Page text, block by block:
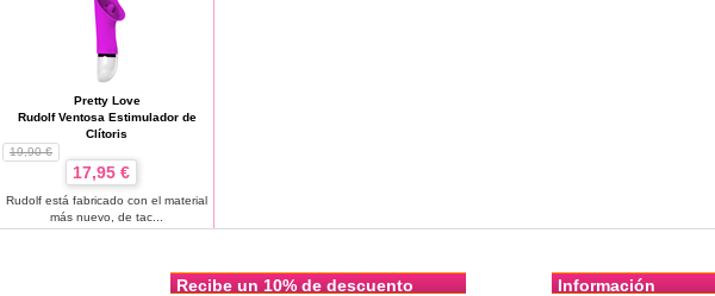
Pretty Love
Rudolf Ventosa Estimulador de
Clítoris
19,90 €
17,95 €
Rudolf está fabricado con el material
más nuevo, de tac...
Recibe un 10% de descuento Información